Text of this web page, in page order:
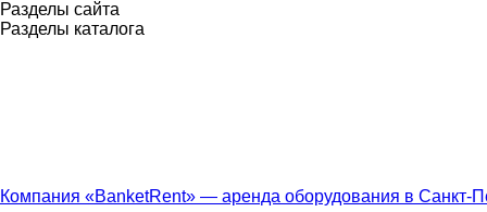
Разделы сайта
Разделы каталога
Компания «BanketRent» — аренда оборудования в Санкт-